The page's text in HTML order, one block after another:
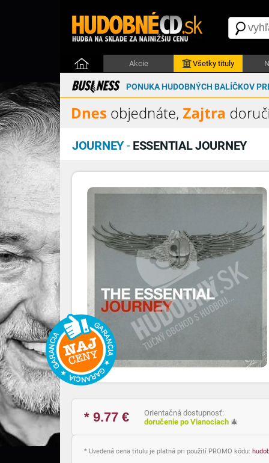
Akcie Všetky tituly
PONUKA HUDOBNÝCH BALÍČKOV
JOURNEY- ESSENTIAL JOURNEY
* 9.77 €
Orientačná dostupnosť:
doručenie po Vianociach 🎄
* Uvedená cena titulu je platná pri použití PROMO kódu: